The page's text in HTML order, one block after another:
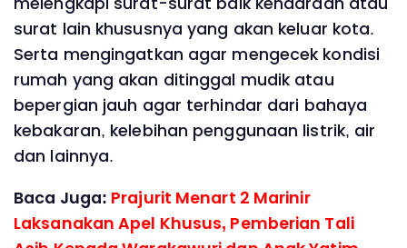
surat lain khususnya yang akan keluar kota.
Serta mengingatkan agar mengecek kondisi
rumah yang akan ditinggal mudik atau
bepergian jauh agar terhindar dari bahaya
kebakaran, kelebihan penggunaan listrik, air
dan lainnya.
Baca Juga: Prajurit Menart 2 Marinir
Laksanakan Apel Khusus, Pemberian Tali